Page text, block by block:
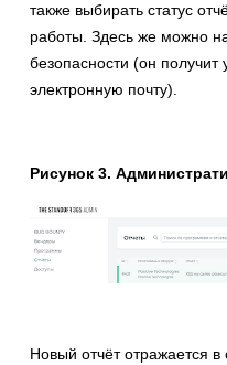
также выбирать статус
работы. Здесь же можно
безопасности (он
электронную почту).
Рисунок 3.
Новый отчёт отражается в